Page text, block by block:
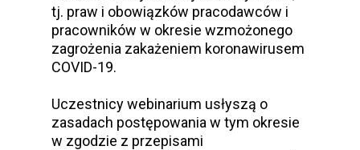
tj. praw i obowiązków pracodawców i
pracowników w okresie wzmożonego
zagrożenia zakażeniem koronawirusem
COVID-19.
Uczestnicy webinarium usłyszą o
zasadach postępowania w tym okresie
w zgodzie z przepisami